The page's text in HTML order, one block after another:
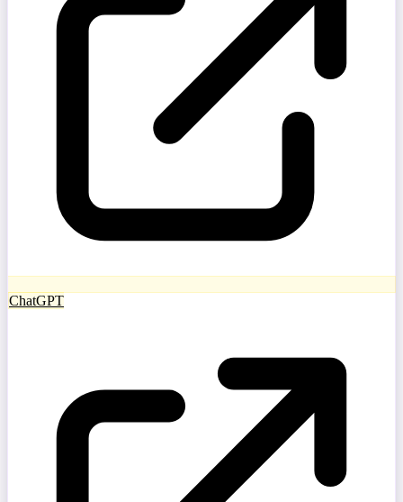
ChatGPT